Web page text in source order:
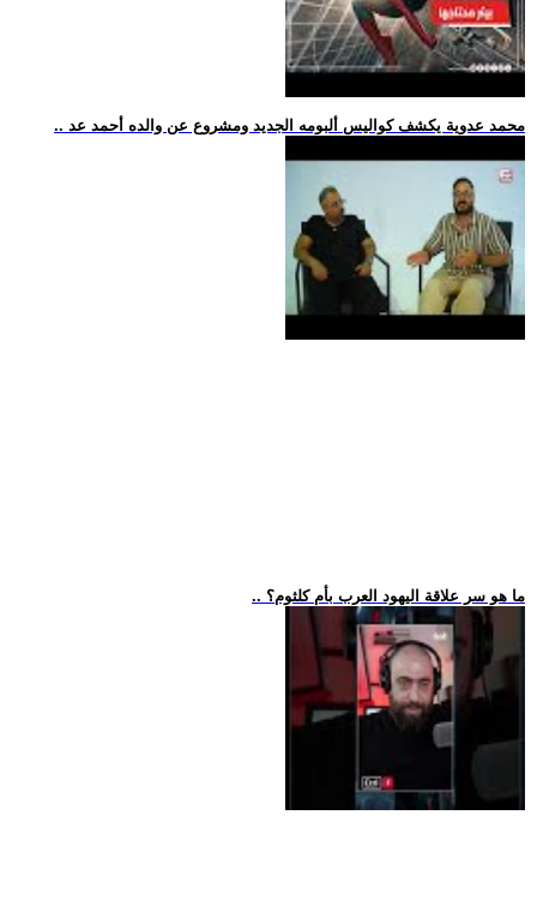
.. محمد عدوية يكشف كواليس ألبومه الجديد ومشروع عن والده أحمد عد
.. ما هو سر علاقة اليهود العرب بأم كلثوم؟